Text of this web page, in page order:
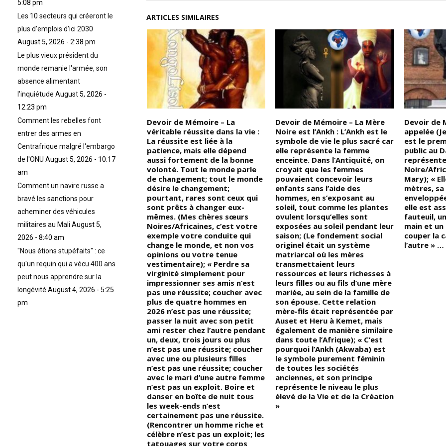
ARTICLES SIMILAIRES
Pourquoi Muhammad Ali est-il
au panthéon de la boxe ? Nous
sommes en 1974 lors du
combat du siècle (de boxe) à
Kinshasa en République
Démocratique du Kongo,
chronique, et tout le monde
attendait avec impatience qu’il
ressemble et surtout l’heure
de vérité (finale) : qui de
Mohamed Ali et George
Foreman remporteraient la
combat a été rude, les deux
mastodontes de la boxe se
battent comme jamais ! Il y a
eu une énorme agitation au
stade du 20 mai devant les
caméras du monde entier »
Devoir de Mémoire – La
véritable réussite dans la vie :
La réussite est liée à la
patience, mais elle dépend
aussi fortement de la bonne
volonté. Tout le monde parle
de changement; tout le monde
désire le changement;
pourtant, rares sont ceux qui
sont prêts à changer eux-
mêmes. (Mes chères sœurs
Noires/Africaines, c’est votre
exemple votre conduite qui
change le monde, et non vos
opinions ou votre tenue
vestimentaire); « Perdre sa
virginité simplement pour
impressionner ses amis n’est
pas une réussite; coucher avec
plus de quatre hommes en
2026 n’est pas une réussite;
passer la nuit avec son petit
ami rester chez l’autre pendant
un, deux, trois jours ou plus
n’est pas une réussite; coucher
avec une ou plusieurs filles
n’est pas une réussite; coucher
avec le mari d’une autre femme
n’est pas un exploit. Boire et
danser en boîte de nuit tous
les week-ends n’est
certainement pas une réussite.
(Rencontrer un homme riche et
célèbre n’est pas un exploit; les
tatouages ​​sur votre corps
Devoir de Mémoire – La Mère
Noire est l’Ankh : L’Ankh est le
symbole de vie le plus sacré car
elle représente la femme
enceinte. Dans l’Antiquité, on
croyait que les femmes
pouvaient concevoir leurs
enfants sans l’aide des
hommes, en s’exposant au
soleil, tout comme les plantes
ovulent lorsqu’elles sont
exposées au soleil pendant leur
saison; (Le fondement social
originel était un système
matriarcal où les mères
transmettaient leurs
ressources et leurs richesses à
leurs filles ou au fils d’une mère
mariée, au sein de la famille de
son épouse. Cette relation
mère-fils était représentée par
Auset et Heru à Kemet, mais
également de manière similaire
dans toute l’Afrique); « C’est
pourquoi l’Ankh (Akwaba) est
le symbole purement féminin
de toutes les sociétés
anciennes, et son principe
représente le niveau le plus
élevé de la Vie et de la Création
»
Devoir de
appelée
est le
public au
Noire/
Mary); «
mètres,
elle est
fauteuil,
main et
couper la
l’autre » …
5:08 pm
Les 10 secteurs qui créeront le
plus d'emplois d'ici 2030
August 5, 2026 - 2:38 pm
Le plus vieux président du
monde remanie l'armée, son
absence alimentant
l'inquiétude August 5, 2026 -
12:23 pm
Comment les rebelles font
entrer des armes en
Centrafrique malgré l'embargo
de l'ONU August 5, 2026 - 10:17
am
Comment un navire russe a
bravé les sanctions pour
acheminer des véhicules
militaires au Mali August 5,
2026 - 8:40 am
"Nous étions stupéfaits" : ce
qu'un requin qui a vécu 400 ans
peut nous apprendre sur la
longévité August 4, 2026 - 5:25
pm